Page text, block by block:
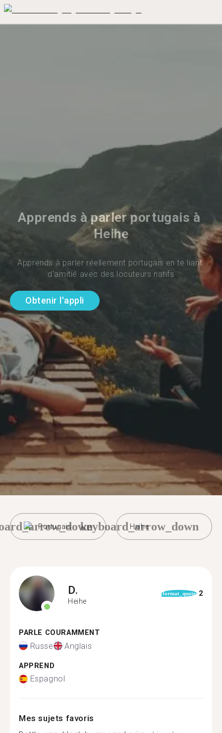
Apprends à parler portugais à
Heihe
Apprends à parler réellement portugais en te liant
d'amitié avec des locuteurs natifs
Obtenir l'appli
Portugais Heihe
keyboard_arrow_down
D.
Heihe
format_quote 2
PARLE COURAMMENT
Russe Anglais
APPREND
Espagnol
Mes sujets favoris